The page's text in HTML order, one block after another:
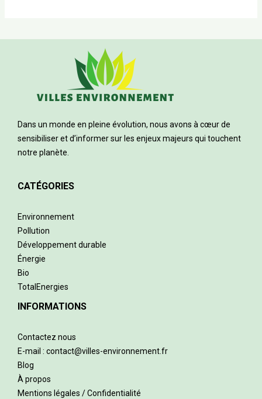
Dans un monde en pleine évolution, nous avons à cœur de
sensibiliser et d’informer sur les enjeux majeurs qui touchent
notre planète.
CATÉGORIES
Environnement
Pollution
Développement durable
Énergie
Bio
TotalEnergies
INFORMATIONS
Contactez nous
E-mail : contact@villes-environnement.fr
Blog
À propos
Mentions légales / Confidentialité